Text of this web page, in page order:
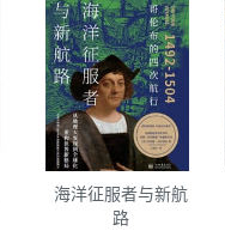
海洋征服者与新航
路